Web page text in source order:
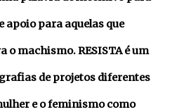
apoio para aquelas que
machismo. RESISTA é um
de projetos diferentes
e o feminismo como